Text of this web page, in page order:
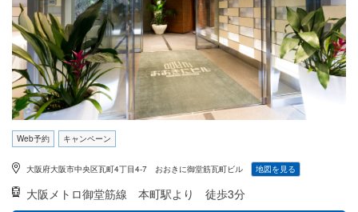
Web予約 キャンペーン
大阪府大阪市中央区瓦町4丁目4-7 おおきに御堂筋瓦町ビル 地図を見る
大阪メトロ御堂筋線 本町駅より 徒歩3分